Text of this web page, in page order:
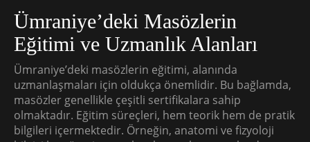
Ümraniye’deki Masözlerin
Eğitimi ve Uzmanlık Alanları
Ümraniye’deki masözlerin eğitimi, alanında
uzmanlaşmaları için oldukça önemlidir. Bu bağlamda,
masözler genellikle çeşitli sertifikalara sahip
olmaktadır. Eğitim süreçleri, hem teorik hem de pratik
bilgileri içermektedir. Örneğin, anatomi ve fizyoloji